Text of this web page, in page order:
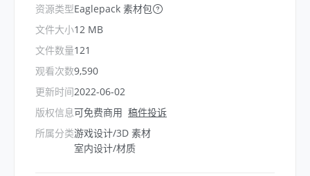
资源类型
文件大小
文件数量
观看次数
更新时间
版权信息
所属分类
Eaglepack 素材包
12 MB
121
9,590
2022-06-02
可免费商用 稿件投诉
游戏设计/3D 素材
室内设计/材质